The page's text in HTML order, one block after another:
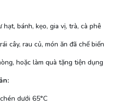
bánh, kẹo, gia vị, trà, cà phê
cây, rau củ, món ăn đã chế biến
hoặc làm quà tặng tiện dụng
dưới 65°C